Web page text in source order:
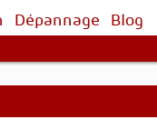
Dépannage Blog